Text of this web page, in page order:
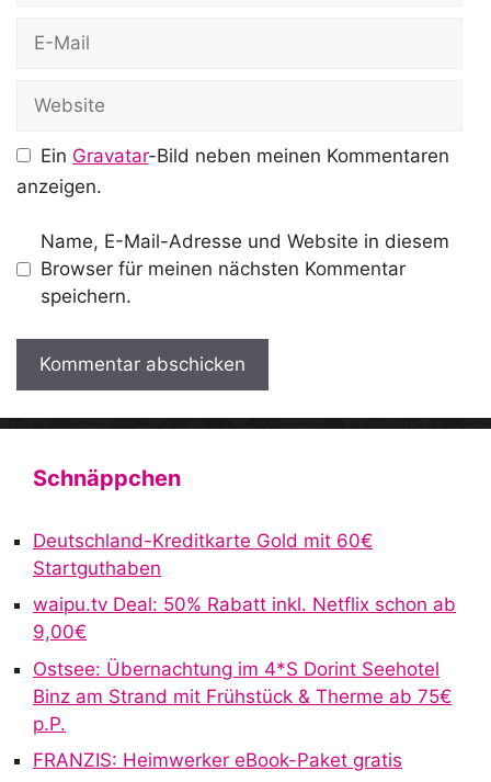
Mail
Ein Gravatar-Bild neben meinen Kommentaren
anzeigen.
Name, E-Mail-Adresse und Website in diesem
Browser für meinen nächsten Kommentar
speichern.
A
n
t
Schnäppchen
Deutschland-Kreditkarte Gold mit 60€
Startguthaben
waipu.tv Deal: 50% Rabatt inkl. Netflix schon ab
9,00€
Ostsee: Übernachtung im 4*S Dorint Seehotel
Binz am Strand mit Frühstück & Therme ab 75€
p.P.
FRANZIS: Heimwerker eBook-Paket gratis